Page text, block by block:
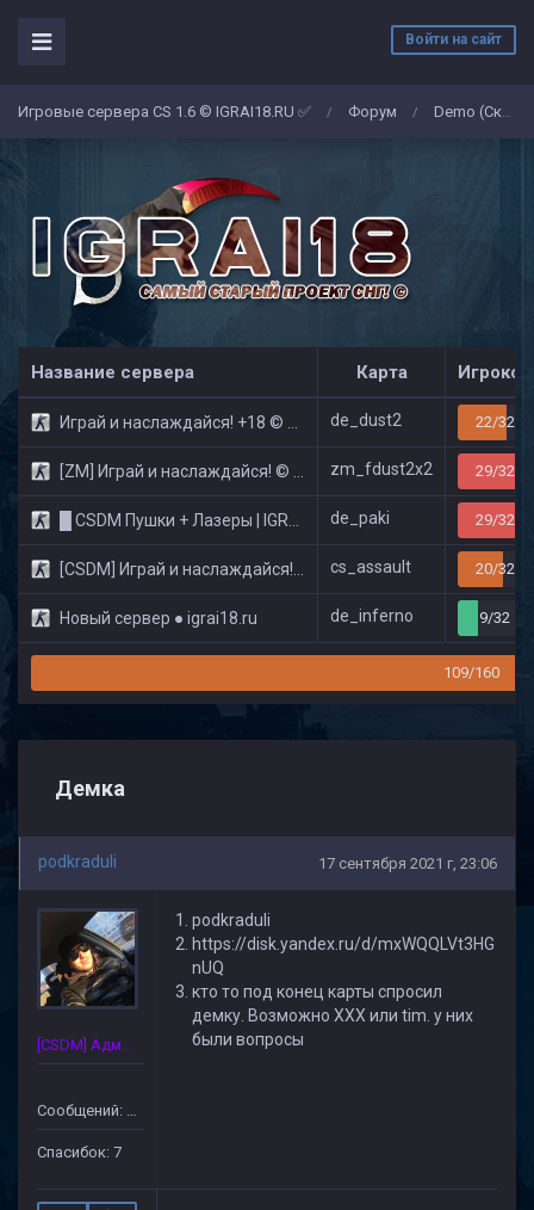
Войти на сайт
Игровые сервера CS 1.6 © IGRAI18.RU ✅ / Форум / Demo (Скриншоты)
Название сервера Карта Игроков
Играй и наслаждайся! +18 © Public de_dust2 22/32
[ZM] Играй и наслаждайся! © Zombie Show zm_fdust2x2 29/32
█ CSDM Пушки + Лазеры | IGRAI18.RU ツ █ de_paki 29/32
[CSDM] Играй и наслаждайся! © Classic cs_assault 20/32
Новый сервер ● igrai18.ru de_inferno 9/32
109/160
Демка
podkraduli 17 сентября 2021 г, 23:06
[CSDM] Администратор
Сообщений: 172
Спасибок: 7
podkraduli
https://disk.yandex.ru/d/mxWQQLVt3HG
nUQ
кто то под конец карты спросил
демку. Возможно ХХХ или tim. у них
были вопросы